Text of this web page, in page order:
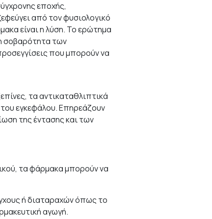
εποχής,
από τον φυσιολογικό
είναι η λύση. Το ερώτημα
σοβαρότητα των
που μπορούν να
τα αντικαταθλιπτικά
του εγκεφάλου. Επηρεάζουν
της έντασης και των
τα φάρμακα μπορούν να
ή διαταραχών όπως το
αγωγή.